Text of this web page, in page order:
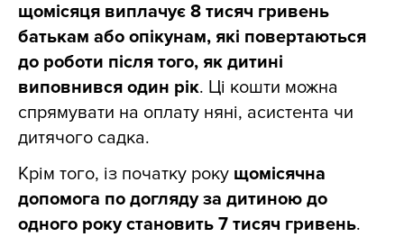
щомісяця виплачує 8 тисяч гривень
батькам або опікунам, які повертаються
до роботи після того, як дитині
виповнився один рік. Ці кошти можна
спрямувати на оплату няні, асистента чи
дитячого садка.
Крім того, із початку року щомісячна
допомога по догляду за дитиною до
одного року становить 7 тисяч гривень.